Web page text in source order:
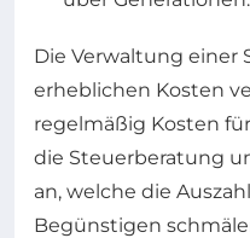
Die Verwaltung einer
erheblichen Kosten
regelmäßig Kosten
die Steuerberatung
an, welche die
Begünstigen